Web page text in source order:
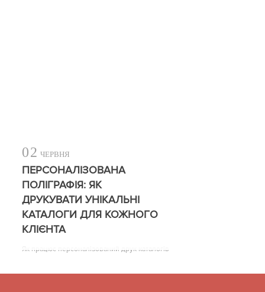
02 ЧЕРВНЯ
ПЕРСОНАЛІЗОВАНА
ПОЛІГРАФІЯ: ЯК
ДРУКУВАТИ УНІКАЛЬНІ
КАТАЛОГИ ДЛЯ КОЖНОГО
КЛІЄНТА
Як працює персоналізований друк каталогів